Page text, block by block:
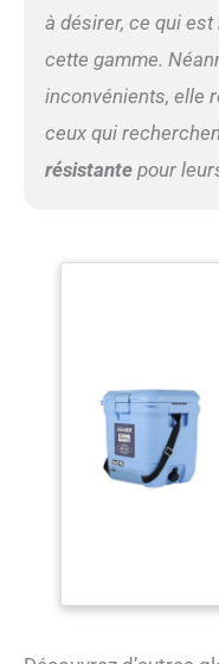
à désirer, ce qui
cette gamme.
inconvénients, elle
ceux qui
résistantepour